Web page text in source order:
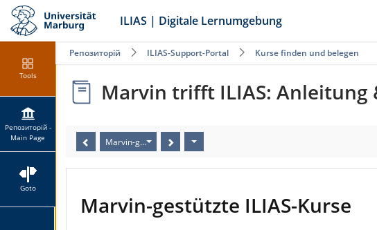
ILIAS | Digitale Lernumgebung
Tools
Репозиторій -
Main Page
Goto
Репозиторій ILIAS-Support-Portal Kurse finden und belegen
Marvin trifft ILIAS: Anleitung
Marvin-gestützte ILIAS-Kurse
Marvin-gestützte ILIAS-Kurse